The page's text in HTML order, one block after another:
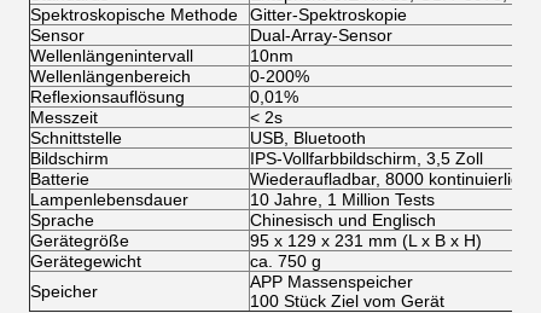
Spektroskopische Methode
Gitter-Spektroskopie
Sensor
Dual-Array-Sensor
Wellenlängenintervall
10nm
Wellenlängenbereich
0-200%
Reflexionsauflösung
0,01%
Messzeit
< 2s
Schnittstelle
USB, Bluetooth
Bildschirm
IPS-Vollfarbbildschirm, 3,5 Zoll
Batterie
Wiederaufladbar, 8000
Lampenlebensdauer
10 Jahre, 1 Million Tests
Sprache
Chinesisch und Englisch
Gerätegröße
95 x 129 x 231 mm (L x B x H)
Gerätegewicht
ca. 750 g
Speicher
APP Massenspeicher
100 Stück Ziel vom Gerät